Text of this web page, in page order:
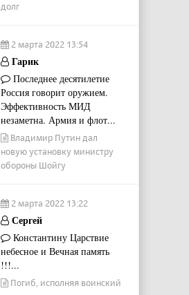
долг
2 марта 2022 13:54
Гарик
Последнее десятилетие
Россия говорит оружием.
Эффективность МИД
незаметна. Армия и флот...
Владимир Путин дал
новую установку министру
обороны Шойгу
2 марта 2022 13:22
Сергей
Константину Царствие
небесное и Вечная память
!!!...
Погиб, исполняя воинский